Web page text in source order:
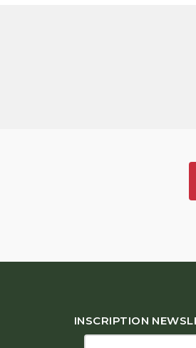
INSCRIPTION